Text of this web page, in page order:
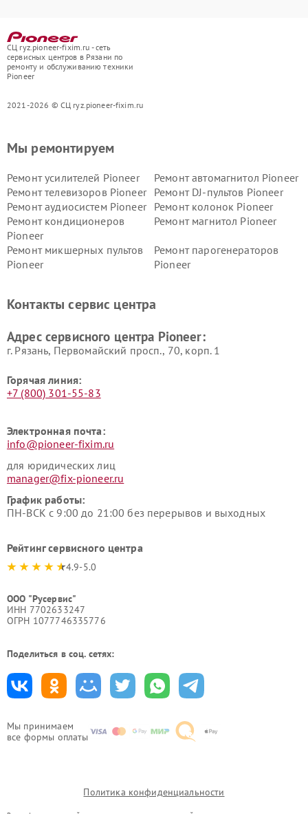
СЦ ryz.pioneer-fixim.ru - сеть
сервисных центров в Рязани по
ремонту и обслуживанию техники
Pioneer
2021-2026 © СЦ ryz.pioneer-fixim.ru
Мы принимаем
все формы оплаты
Мы ремонтируем
Ремонт усилителей Pioneer
Ремонт автомагнитол Pioneer
Ремонт телевизоров Pioneer
Ремонт DJ-пультов Pioneer
Ремонт аудиосистем Pioneer
Ремонт колонок Pioneer
Ремонт кондиционеров
Pioneer
Ремонт магнитол Pioneer
Ремонт микшерных пультов
Pioneer
Ремонт парогенераторов
Pioneer
Контакты сервис центра
Адрес сервисного центра Pioneer:
г. Рязань, Первомайский просп., 70, корп. 1
Горячая линия:
+7 (800) 301-55-83
Электронная почта:
info@pioneer-fixim.ru
для юридических лиц
manager@fix-pioneer.ru
График работы:
ПН-ВСК с 9:00 до 21:00 без перерывов и выходных
Рейтинг сервисного центра
4.9-5.0
ООО "Русервис"
ИНН 7702633247
ОГРН 1077746335776
Поделиться в соц. сетях:
Политика конфиденциальности